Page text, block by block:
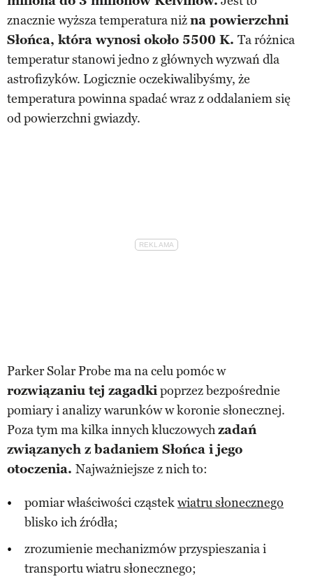
znacznie wyższa temperatura niżna powierzchni
Słońca, która wynosi około 5500 K. Ta różnica
temperatur stanowi jedno z głównych wyzwań dla
astrofizyków. Logicznie oczekiwalibyśmy, że
temperatura powinna spadać wraz z oddalaniem się
od powierzchni gwiazdy.
Parker Solar Probe ma na celu pomóc w
rozwiązaniu tej zagadkipoprzez bezpośrednie
pomiary i analizy warunków w koronie słonecznej.
Poza tym ma kilka innych kluczowychzadań
związanych z badaniem Słońca i jego
otoczenia. Najważniejsze z nich to:
pomiar właściwości cząstekwiatru słonecznego
blisko ich źródła;
zrozumienie mechanizmów przyspieszania i
transportu wiatru słonecznego;